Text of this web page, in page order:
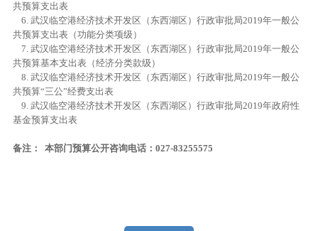
共预算支出表
6. 武汉临空港经济技术开发区（东西湖区）行政审批局2019年一般公
共预算支出表（功能分类项级）
7. 武汉临空港经济技术开发区（东西湖区）行政审批局2019年一般公
共预算基本支出表（经济分类款级）
8. 武汉临空港经济技术开发区（东西湖区）行政审批局2019年一般公
共预算“三公”经费支出表
9. 武汉临空港经济技术开发区（东西湖区）行政审批局2019年政府性
基金预算支出表
备注： 本部门预算公开咨询电话：027-83255575